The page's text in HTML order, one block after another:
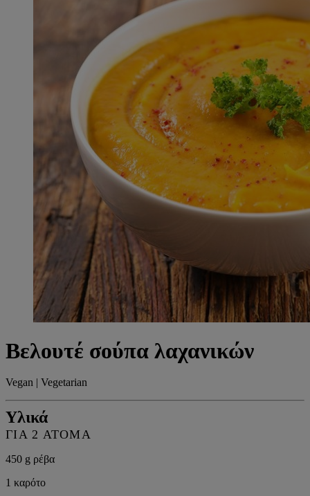
Βελουτέ σούπα λαχανικών
Vegan | Vegetarian
Υλικά
ΓΙΑ 2 ΆΤΟΜΑ
450 g ρέβα
1 καρότο